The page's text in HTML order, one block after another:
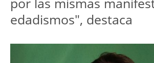
edadismos", destaca